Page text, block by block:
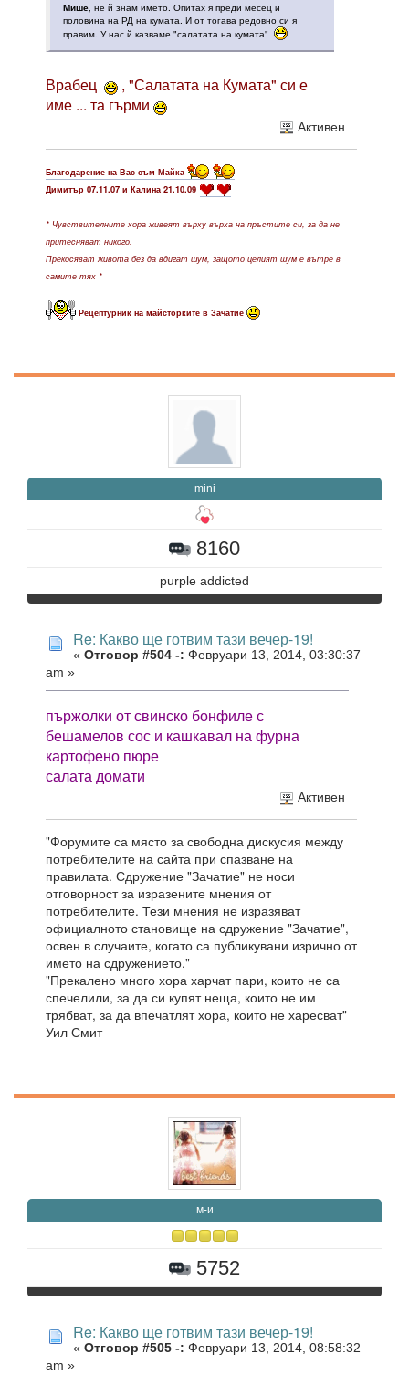
Мише, не й знам името. Опитах я преди месец и
половина на РД на кумата. И от тогава редовно си я
правим. У нас й казваме "салатата на кумата"
.
Врабец
, "Салатата на Кумата" си е
име ... та гърми
Активен
Благодарение на Вас съм Майка
Димитър 07.11.07 и Калина 21.10.09
* Чувствителните хора живеят върху върха на пръстите си, за да не
притесняват никого.
Прекосяват живота без да вдигат шум, защото целият шум е вътре в
самите тях *
Рецептурник на майсторките в Зачатие
mini
8160
purple addicted
Re: Какво ще готвим тази вечер-19!
« Отговор #504 -: Февруари 13, 2014, 03:30:37
am »
пържолки от свинско бонфиле с
бешамелов сос и кашкавал на фурна
картофено пюре
салата домати
Активен
"Форумите са място за свободна дискусия между
потребителите на сайта при спазване на
правилата. Сдружение "Зачатие" не носи
отговорност за изразените мнения от
потребителите. Тези мнения не изразяват
официалното становище на сдружение "Зачатие",
освен в случаите, когато са публикувани изрично от
името на сдружението."
"Прекалено много хора харчат пари, които не са
спечелили, за да си купят неща, които не им
трябват, за да впечатлят хора, които не харесват"
Уил Смит
м-и
5752
Re: Какво ще готвим тази вечер-19!
« Отговор #505 -: Февруари 13, 2014, 08:58:32
am »